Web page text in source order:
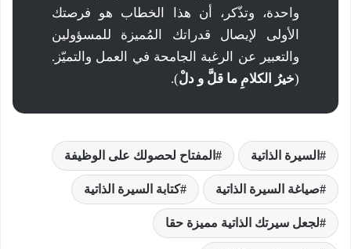
واحدة، وتذّكر، أن هذا الخطاب هو فرصتك
الأولى لإيصال قدراتك المُميزة للمسؤولين
والتعبير عن الرغبة الجامحة في العمل والتميّز.
(خيرُ الكلامِ ما قلَّ و دلْ).
السيرة الذاتية المفتاح لحصولك على الوظيفة
صياغة السيرة الذاتية كتابة السيرة الذاتية
لجعل سيرتك الذاتية مميزة حقا